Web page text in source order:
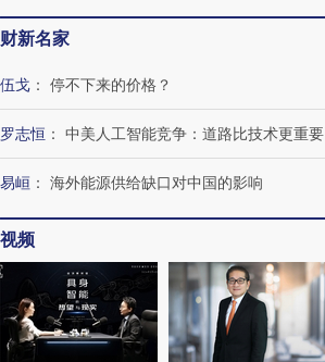
财新名家
伍戈 ： 停不下来的价格？
罗志恒 ： 中美人工智能竞争：道路比技术更重要
易峘 ： 海外能源供给缺口对中国的影响
视频